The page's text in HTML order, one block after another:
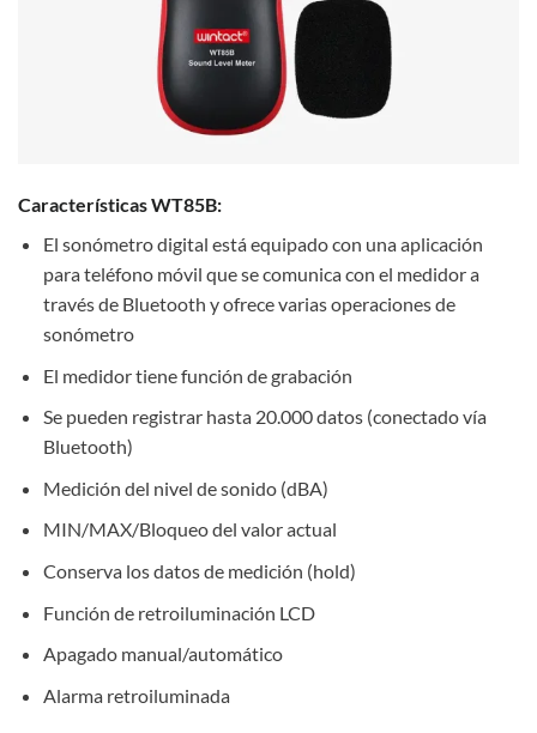
Características WT85B:
El sonómetro digital está equipado con una aplicación
para teléfono móvil que se comunica con el medidor a
través de Bluetooth y ofrece varias operaciones de
sonómetro
El medidor tiene función de grabación
Se pueden registrar hasta 20.000 datos (conectado vía
Bluetooth)
Medición del nivel de sonido (dBA)
MIN/MAX/Bloqueo del valor actual
Conserva los datos de medición (hold)
Función de retroiluminación LCD
Apagado manual/automático
Alarma retroiluminada